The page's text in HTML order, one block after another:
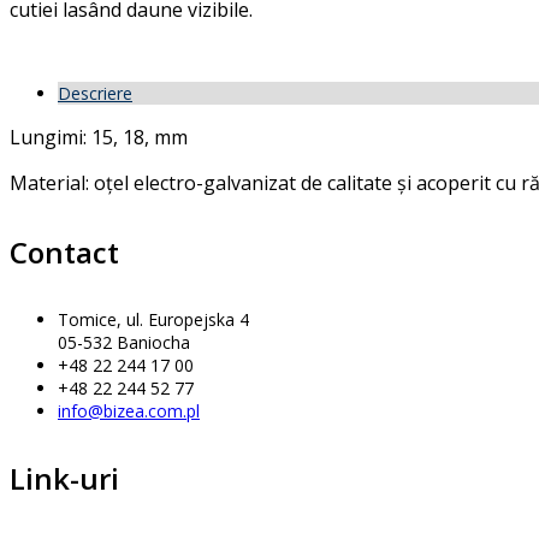
cutiei lasând daune vizibile.
Descriere
Lungimi: 15, 18, mm
Material: oțel electro-galvanizat de calitate și acoperit cu
Contact
Tomice, ul. Europejska 4
05-532 Baniocha
+48 22 244 17 00
+48 22 244 52 77
info@bizea.com.pl
Link-uri